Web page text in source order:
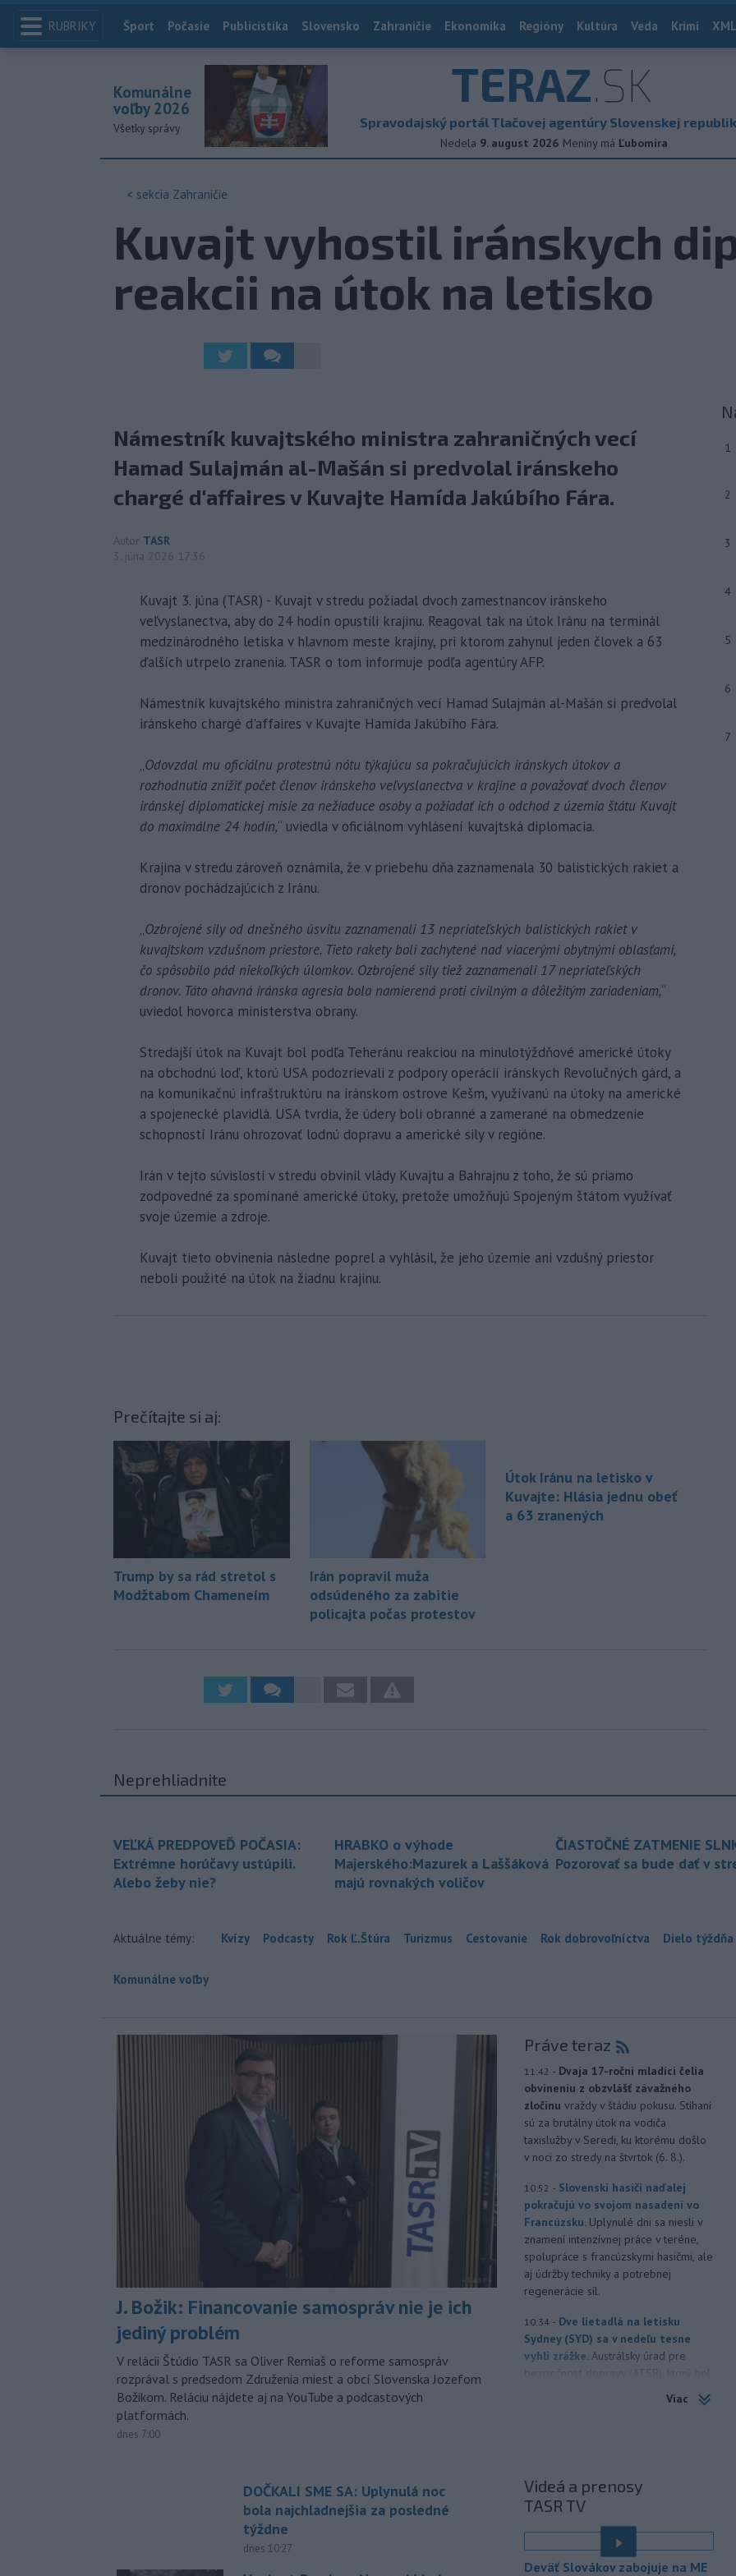
RUBRIKY Index
Šport Počasie Publicistika Slovensko Zahraničie Ekonomika Regióny Kultúra Veda Krimi
TERAZ.SK
Spravodajský portál Tlačovej agentúry Slovenskej
Nedela 9. august 2026 Meniny má Ľubomíra
Komunálne
voľby 2026
Všetky správy
< sekcia Zahraničie
Kuvajt vyhostil iránskych
reakcii na útok na letisko
Námestník kuvajtského ministra zahraničných vecí
Hamad Sulajmán al-Mašán si predvolal iránskeho
chargé d'affaires v Kuvajte Hamída Jakúbího Fára.
Autor TASR
3. júna 2026 17:36
Kuvajt 3. júna (TASR) - Kuvajt v stredu požiadal dvoch zamestnancov iránskeho
veľvyslanectva, aby do 24 hodín opustili krajinu. Reagoval tak na útok Iránu na terminál
medzinárodného letiska v hlavnom meste krajiny, pri ktorom zahynul jeden človek a 63
ďalších utrpelo zranenia. TASR o tom informuje podľa agentúry AFP.
Námestník kuvajtského ministra zahraničných vecí Hamad Sulajmán al-Mašán si predvolal
iránskeho chargé d'affaires v Kuvajte Hamída Jakúbího Fára.
„Odovzdal mu oficiálnu protestnú nótu týkajúcu sa pokračujúcich iránskych útokov a
rozhodnutia znížiť počet členov iránskeho veľvyslanectva v krajine a považovať dvoch členov
iránskej diplomatickej misie za nežiaduce osoby a požiadať ich o odchod z územia štátu Kuvajt
do maximálne 24 hodín,“ uviedla v oficiálnom vyhlásení kuvajtská diplomacia.
Krajina v stredu zároveň oznámila, že v priebehu dňa zaznamenala 30 balistických rakiet a
dronov pochádzajúcich z Iránu.
„Ozbrojené sily od dnešného úsvitu zaznamenali 13 nepriateľských balistických rakiet v
kuvajtskom vzdušnom priestore. Tieto rakety boli zachytené nad viacerými obytnými oblasťami,
čo spôsobilo pád niekoľkých úlomkov. Ozbrojené sily tiež zaznamenali 17 nepriateľských
dronov. Táto ohavná iránska agresia bola namierená proti civilným a dôležitým zariadeniam,“
uviedol hovorca ministerstva obrany.
Stredajší útok na Kuvajt bol podľa Teheránu reakciou na minulotýždňové americké útoky
na obchodnú loď, ktorú USA podozrievali z podpory operácií iránskych Revolučných gárd, a
na komunikačnú infraštruktúru na iránskom ostrove Kešm, využívanú na útoky na americké
a spojenecké plavidlá. USA tvrdia, že údery boli obranné a zamerané na obmedzenie
schopností Iránu ohrozovať lodnú dopravu a americké sily v regióne.
Irán v tejto súvislosti v stredu obvinil vlády Kuvajtu a Bahrajnu z toho, že sú priamo
zodpovedné za spomínané americké útoky, pretože umožňujú Spojeným štátom využívať
svoje územie a zdroje.
Kuvajt tieto obvinenia následne poprel a vyhlásil, že jeho územie ani vzdušný priestor
neboli použité na útok na žiadnu krajinu.
Prečítajte si aj:
Trump by sa rád stretol s
Modžtabom Chameneím
Irán popravil muža
odsúdeného za zabitie
policajta počas protestov
Útok Iránu na letisko v
Kuvajte: Hlásia jednu obeť
a 63 zranených
1
2
3
4
5
6
7
Neprehliadnite
VEĽKÁ PREDPOVEĎ POČASIA:
Extrémne horúčavy ustúpili.
Alebo žeby nie?
HRABKO o výhode
Majerského:Mazurek a Laššáková
majú rovnakých voličov
ČIASTOČNÉ ZATMENIE
Pozorovať sa bude dať v
Aktuálne témy: Kvízy Podcasty Rok Ľ.Štúra Turizmus Cestovanie Rok dobrovoľníctva Dielo týždňa
Komunálne voľby
J. Božik: Financovanie samospráv nie je ich
jediný problém
V relácii Štúdio TASR sa Oliver Remiaš o reforme samospráv
rozprával s predsedom Združenia miest a obcí Slovenska Jozefom
Božikom. Reláciu nájdete aj na YouTube a podcastových
platformách.
dnes 7:00
DOČKALI SME SA: Uplynulá noc
bola najchladnejšia za posledné
týždne
dnes 10:27
Práve teraz
11:42 - Dvaja 17-roční mladíci čelia
obvineniu z obzvlášť závažného
zločinu vraždy v štádiu pokusu. Stíhaní
sú za brutálny útok na vodiča
taxislužby v Seredi, ku ktorému došlo
v noci zo stredy na štvrtok (6. 8.).
10:52 - Slovenskí hasiči naďalej
pokračujú vo svojom nasadení vo
Francúzsku. Uplynulé dni sa niesli v
znamení intenzívnej práce v teréne,
spolupráce s francúzskymi hasičmi, ale
aj údržby techniky a potrebnej
regenerácie síl.
10:34 - Dve lietadlá na letisku
Sydney (SYD) sa v nedeľu tesne
vyhli zrážke.Austrálsky úrad pre
o tomto incidente informovaný, začal
až deväť stupňov Celzia, v dolinách a
kotlinách bolo ešte chladnejšie.
Slovenský hydrometeorologický ústav
(SHMÚ) o tom informoval na sociálnej
Viac
Videá a prenosy
TASR TV
Deväť Slovákov zabojuje na ME